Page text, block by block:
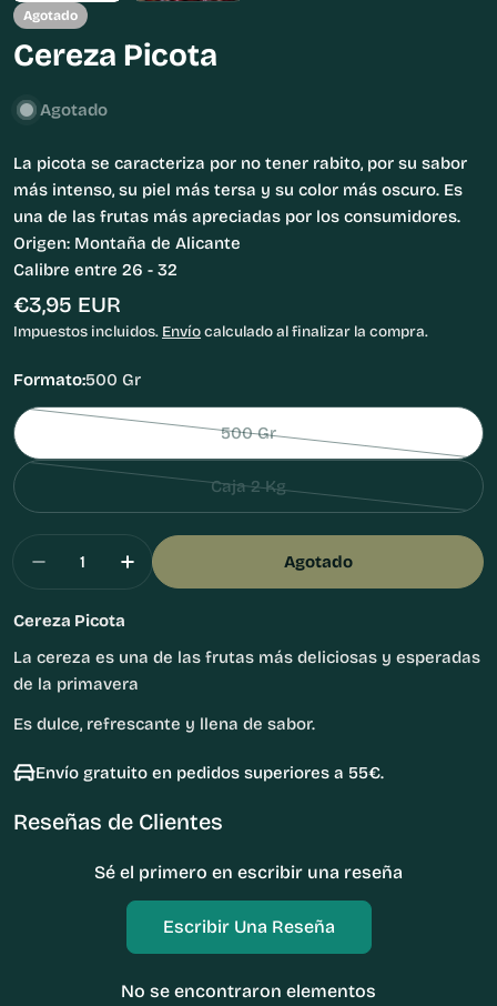
Agotado
Cereza Picota
Agotado
La picota se caracteriza por no tener rabito, por su sabor
más intenso, su piel más tersa y su color más oscuro. Es
una de las frutas más apreciadas por los consumidores.
Origen: Montaña de Alicante
Calibre entre 26 - 32
Precio
habitual
€3,95 EUR
Impuestos incluidos. Envíocalculado al finalizar la compra.
Formato:500 Gr
500 Gr
Variante
o
Caja 2 Kg
Variante
Disminuir Cantidad Para Cereza Picota
Aumentar Cantidad Para Cereza
Agotado
Cereza Picota
La cereza es una de las frutas más deliciosas y esperadas
de la primavera
Es dulce, refrescante y llena de sabor.
Envío gratuito en pedidos superiores a 55€.
Reseñas de Clientes
Sé el primero en escribir una reseña
Escribir Una Reseña
No se encontraron elementos